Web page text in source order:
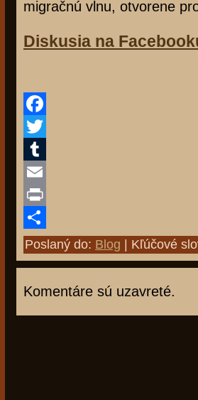
migračnú vlnu, otvorene
Diskusia na
Facebook
Twitter
Tumblr
Email
Print
Share
Poslaný do: Blog | Kľúčové
Komentáre sú uzavreté.